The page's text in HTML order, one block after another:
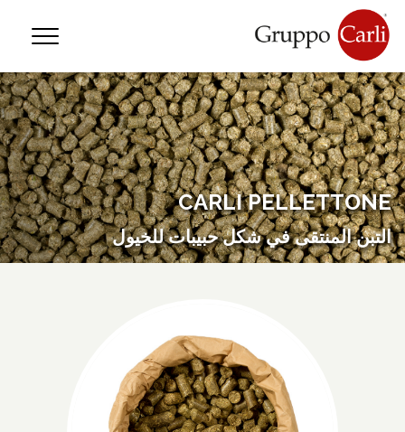
الحيوانات
المنتجات
T
—
info@gruppocarli.com
CARLI PELLETTONE
التبن المنتقى في شكل حبيبات للخيول